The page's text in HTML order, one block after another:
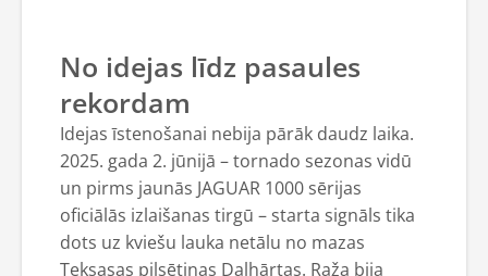
No idejas līdz pasaules
rekordam
Idejas īstenošanai nebija pārāk daudz laika.
2025. gada 2. jūnijā – tornado sezonas vidū
un pirms jaunās JAGUAR 1000 sērijas
oficiālās izlaišanas tirgū – starta signāls tika
dots uz kviešu lauka netālu no mazas
Teksasas pilsētiņas Dalhārtas. Raža bija